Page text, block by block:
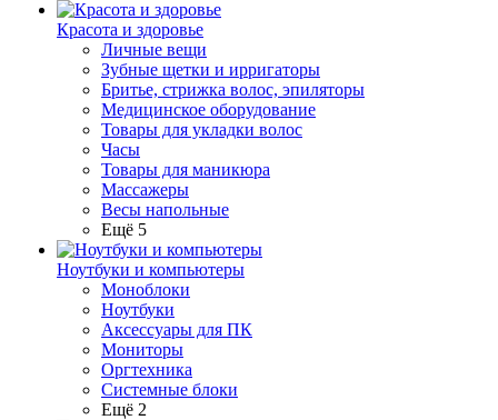
Красота и здоровье
Личные вещи
Зубные щетки и ирригаторы
Бритье, стрижка волос, эпиляторы
Медицинское оборудование
Товары для укладки волос
Часы
Товары для маникюра
Массажеры
Весы напольные
Ещё 5
Ноутбуки и компьютеры
Моноблоки
Ноутбуки
Аксессуары для ПК
Мониторы
Оргтехника
Системные блоки
Ещё 2